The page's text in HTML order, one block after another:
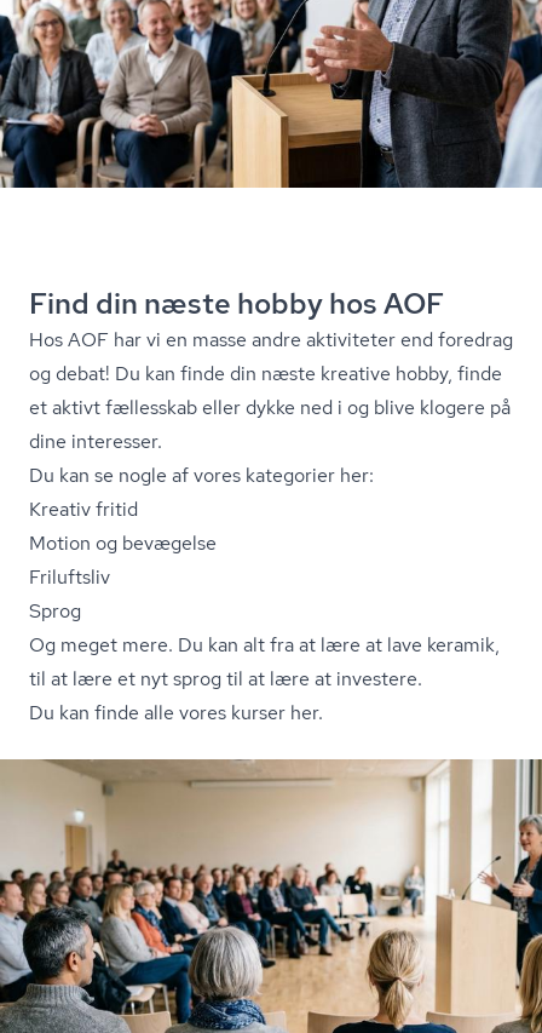
Find din næste hobby hos AOF
Hos AOF har vi en masse andre aktiviteter end foredrag
og debat! Du kan finde din næste kreative hobby, finde
et aktivt fællesskab eller dykke ned i og blive klogere på
dine interesser.
Du kan se nogle af vores kategorier her:
Kreativ fritid
Motion og bevægelse
Friluftsliv
Sprog
Og meget mere. Du kan alt fra at lære at lave keramik,
til at lære et nyt sprog til at lære at investere.
Du kan finde alle vores kurser her.